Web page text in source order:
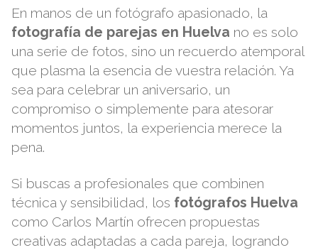
En manos de un fotógrafo apasionado, la
fotografía de parejas en Huelva no es solo
una serie de fotos, sino un recuerdo atemporal
que plasma la esencia de vuestra relación. Ya
sea para celebrar un aniversario, un
compromiso o simplemente para atesorar
momentos juntos, la experiencia merece la
pena.
Si buscas a profesionales que combinen
técnica y sensibilidad, los fotógrafos Huelva
como Carlos Martín ofrecen propuestas
creativas adaptadas a cada pareja, logrando